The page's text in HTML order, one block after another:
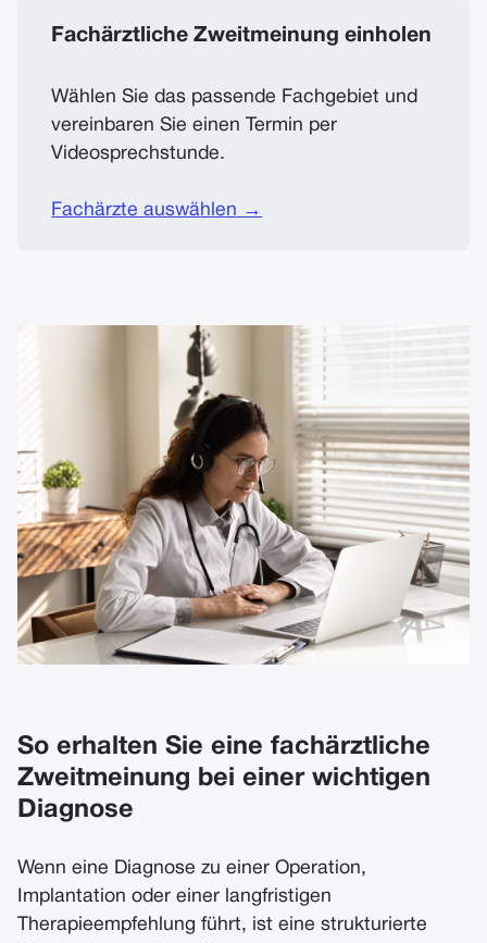
Fachärztliche Zweitmeinung einholen
Wählen Sie das passende Fachgebiet und
vereinbaren Sie einen Termin per
Videosprechstunde.
Fachärzte auswählen →
So erhalten Sie eine fachärztliche
Zweitmeinung bei einer wichtigen
Diagnose
Wenn eine Diagnose zu einer Operation,
Implantation oder einer langfristigen
Therapieempfehlung führt, ist eine strukturierte